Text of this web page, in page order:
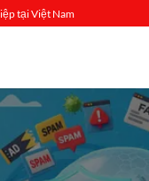
tại Việt Nam